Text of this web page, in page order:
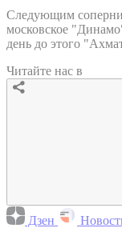
Следующим
московское
день до этого
Читайте нас в
Дзен